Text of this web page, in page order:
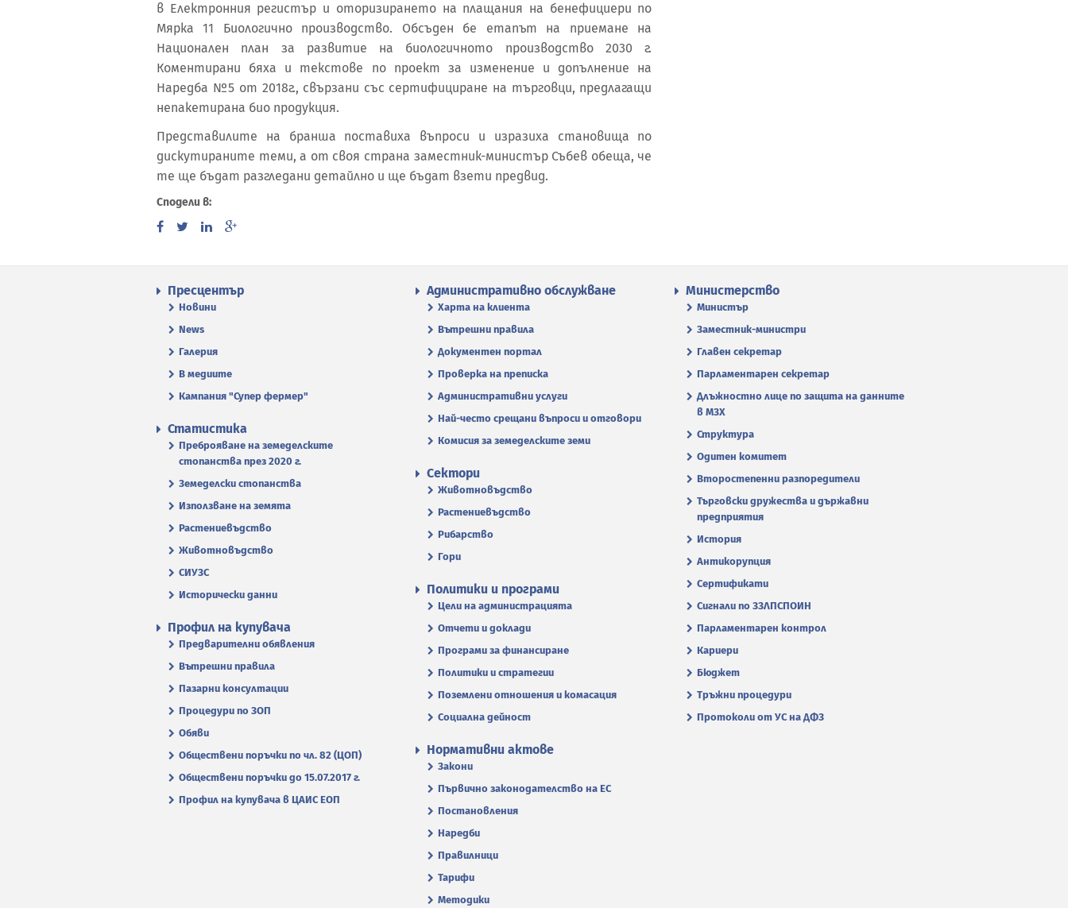
в Електронния регистър и оторизирането на плащания на бенефициери по
Мярка 11 Биологично производство. Обсъден бе етапът на приемане на
Национален план за развитие на биологичното производство 2030 г.
Коментирани бяха и текстове по проект за изменение и допълнение на
Наредба №5 от 2018г., свързани със сертифициране на търговци, предлагащи
непакетирана био продукция.
Представилите на бранша поставиха въпроси и изразиха становища по
дискутираните теми, а от своя страна заместник-министър Събев обеща, че
те ще бъдат разгледани детайлно и ще бъдат взети предвид.
Сподели в:
Пресцентър
Новини
News
Галерия
В медиите
Кампания "Супер фермер"
Административно обслужване
Харта на клиента
Вътрешни правила
Документен портал
Проверка на преписка
Административни услуги
Най-често срещани въпроси и отговори
Комисия за земеделските земи
Министерство
Министър
Заместник-министри
Главен секретар
Парламентарен секретар
Длъжностно лице по защита на данните
в МЗХ
Структура
Одитен комитет
Второстепенни разпоредители
Търговски дружества и държавни
предприятия
История
Антикорупция
Сертификати
Сигнали по ЗЗЛПСПОИН
Парламентарен контрол
Кариери
Бюджет
Тръжни процедури
Протоколи от УС на ДФЗ
Статистика
Преброяване на земеделските
стопанства през 2020 г.
Земеделски стопанства
Използване на земята
Растениевъдство
Животновъдство
СИУЗС
Исторически данни
Сектори
Животновъдство
Растениевъдство
Рибарство
Гори
Политики и програми
Цели на администрацията
Отчети и доклади
Програми за финансиране
Политики и стратегии
Поземлени отношения и комасация
Социална дейност
Профил на купувача
Предварителни обявления
Вътрешни правила
Пазарни консултации
Процедури по ЗОП
Обяви
Обществени поръчки по чл. 82 (ЦОП)
Обществени поръчки до 15.07.2017 г.
Профил на купувача в ЦАИС ЕОП
Нормативни актове
Закони
Първично законодателство на ЕС
Постановления
Наредби
Правилници
Тарифи
Методики